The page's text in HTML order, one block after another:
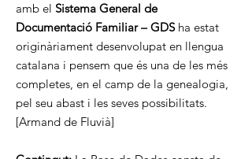
amb el Sistema General de
Documentació Familiar – GDSha estat
originàriament desenvolupat en llengua
catalana i pensem que és una de les més
completes, en el camp de la genealogia,
pel seu abast i les seves possibilitats.
[Armand de Fluvià]